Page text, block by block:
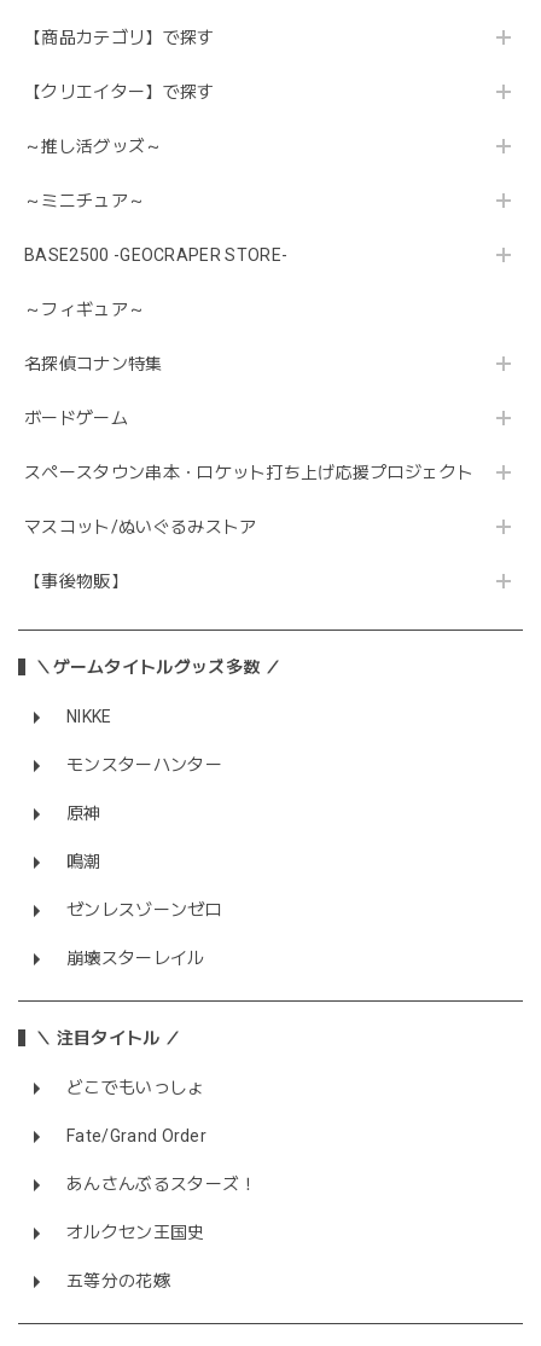
【商品カテゴリ】で探す
【クリエイター】で探す
～推し活グッズ～
～ミニチュア～
BASE2500 -GEOCRAPER STORE-
～フィギュア～
名探偵コナン特集
ボードゲーム
スペースタウン串本・ロケット打ち上げ応援プロジェクト
マスコット/ぬいぐるみストア
【事後物販】
＼ゲームタイトルグッズ多数 ／
NIKKE
モンスターハンター
原神
鳴潮
ゼンレスゾーンゼロ
崩壊スターレイル
＼ 注目タイトル ／
どこでもいっしょ
Fate/Grand Order
あんさんぶるスターズ！
オルクセン王国史
五等分の花嫁